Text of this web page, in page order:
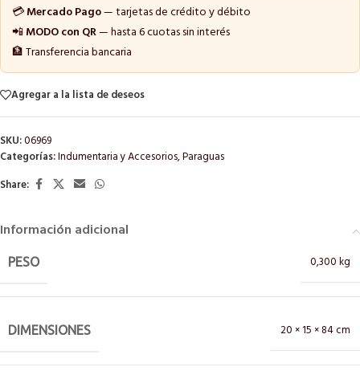
💳Mercado Pago— tarjetas de crédito y débito
📲MODO con QR— hasta 6 cuotas sin interés
🏦 Transferencia bancaria
Agregar a la lista de deseos
SKU:06969
Categorías:Indumentaria y Accesorios,Paraguas
Share:
Información adicional
PESO 0,300 kg
DIMENSIONES 20 × 15 × 84 cm